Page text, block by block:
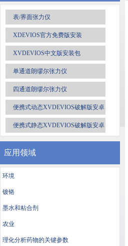
表/界面张力仪
XDEVIOS官方免费版安装
XVDEVIOS中文版安装包
单通道朗缪尔张力仪
四通道朗缪尔张力仪
便携式动态XVDEVIOS破解版安卓
手机安装包
便携式静态XVDEVIOS破解版安卓
手机安装包
应用领域
环境
镀铬
墨水和粘合剂
农业
理化分析药物的关键参数